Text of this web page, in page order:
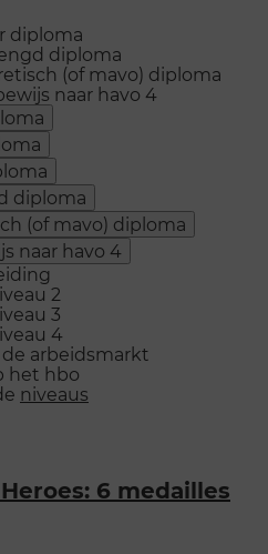
diploma
diploma
(of mavo) diploma
naar havo 4
diploma
(of mavo) diploma
naar havo 4
2
3
4
arbeidsmarkt
het hbo
niveaus
6 medailles